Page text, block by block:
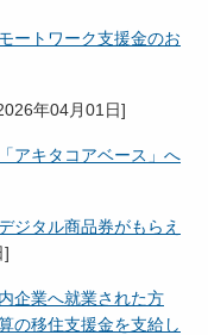
ートワーク支援金のお
年04月01日]
アキタコアベース」へ
ジタル商品券がもらえ
]
企業へ就業された方
の移住支援金を支給し